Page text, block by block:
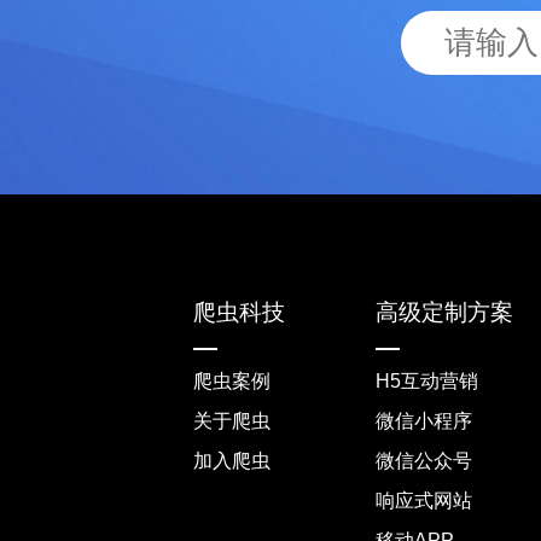
爬虫科技
爬虫案例
关于爬虫
加入爬虫
高级定制方案
H5互动营销
微信小程序
微信公众号
响应式网站